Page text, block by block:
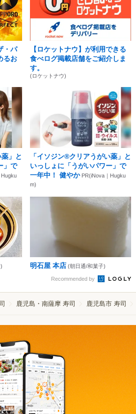
・パ
るお
【ロケットナウ】が利用できる
食べログ掲載店舗をご紹介しま
す。
(ロケットナウ)
」と
」で
Hugku
「イソジン®クリアうがい薬」と
いっしょに「うがいパワー」で
一年中！ 健やか PR(iNova｜Hugku
m)
明石屋 本店 (朝日通/和菓子)
Recommended by
鹿児島・南薩摩 寿司 鹿児島市 寿司